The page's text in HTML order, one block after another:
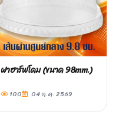
ฝาฮาร์ฟโดม (ขนาด 98mm.)
100 04 ก.ค. 2569